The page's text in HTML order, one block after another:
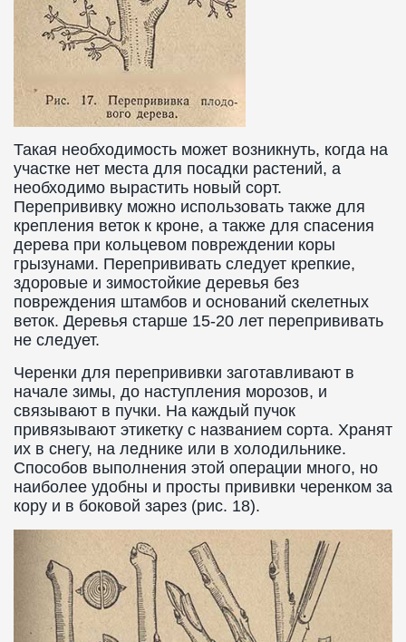
Такая необходимость может возникнуть, когда на
участке нет места для посадки растений, а
необходимо вырастить новый сорт.
Перепрививку можно использовать также для
крепления веток к кроне, а также для спасения
дерева при кольцевом повреждении коры
грызунами. Перепрививать следует крепкие,
здоровые и зимостойкие деревья без
повреждения штамбов и оснований скелетных
веток. Деревья старше 15-20 лет перепрививать
не следует.
Черенки для перепрививки заготавливают в
начале зимы, до наступления морозов, и
связывают в пучки. На каждый пучок
привязывают этикетку с названием сорта. Хранят
их в снегу, на леднике или в холодильнике.
Способов выполнения этой операции много, но
наиболее удобны и просты прививки черенком за
кору и в боковой зарез (рис. 18).